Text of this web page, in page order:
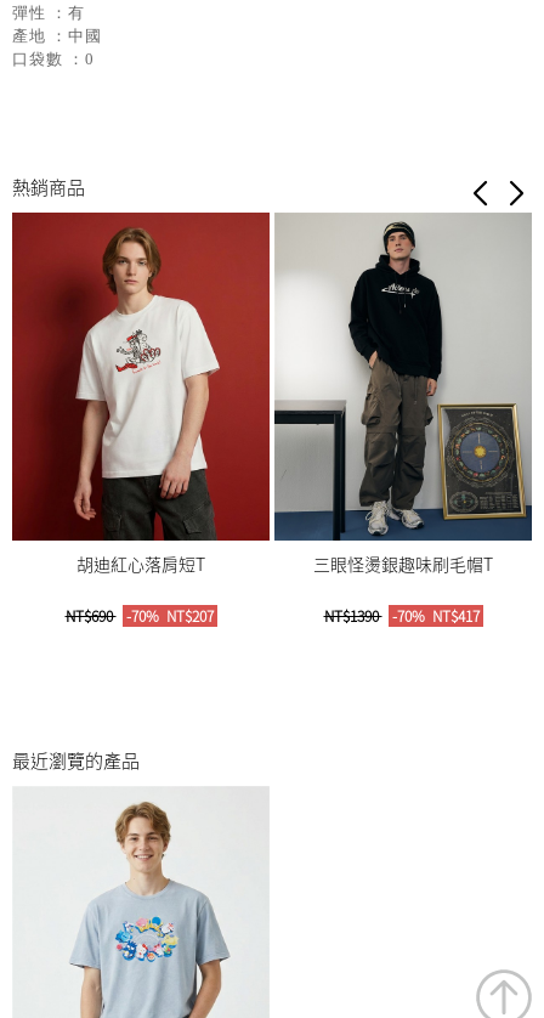
彈性 ：有
產地 ：中國
口袋數 ：0
熱銷商品
胡迪紅心落肩短T
NT$690 -70% NT$207
三眼怪燙銀趣味刷毛帽T
NT$1390 -70% NT$417
最近瀏覽的產品